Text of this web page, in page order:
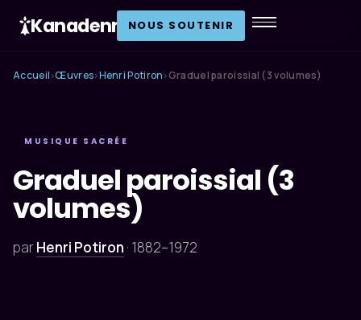
Kanadenn NOUS SOUTENIR
Accueil ›Œuvres›Henri Potiron › Graduel paroissial (3 volumes)
MUSIQUE SACRÉE
Graduel paroissial (3
volumes)
parHenri Potiron · 1882–1972